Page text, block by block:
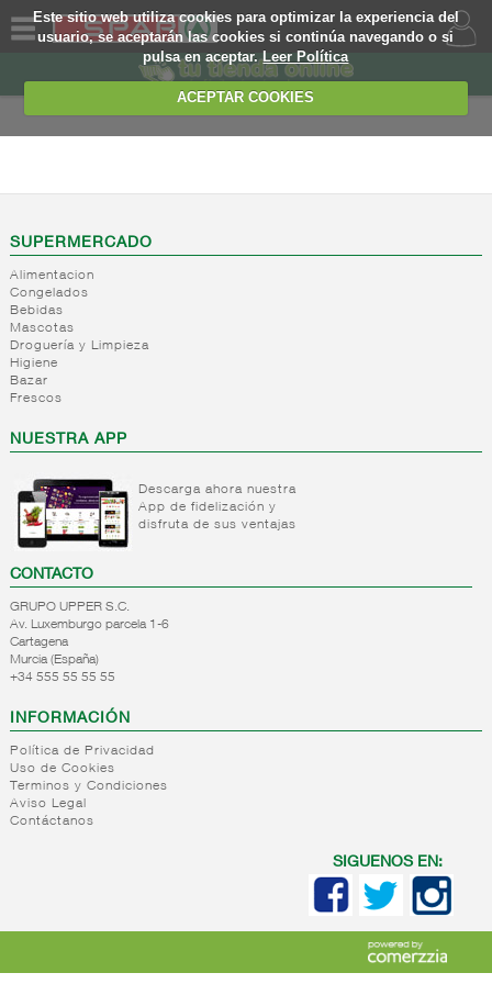
Este sitio web utiliza cookies para optimizar la experiencia del
usuario, se aceptarán las cookies si continúa navegando o si
pulsa en aceptar.Leer Política
ACEPTAR COOKIES
SOMOS
WEB
EJEMPLO
lacteas
Batidos
Congelados
libre
servicio
Verduras/legumbres
Fruta
congelada
Salteados
Platos
preparados
Panificados
y masas
Pescado
natural
Sin
gluten
Pan
congelado
listo venta
congelado
venta
seccion
congelados
Helados -
Helados
multipack
Nata
Helados
bloques
Helados
tarrinas
/ pints
congeladas
Granizados
Hielo
Helado
impulso-
SUPERMERCADO
Alimentacion
Congelados
Bebidas
Mascotas
Droguería y Limpieza
Higiene
Bazar
Frescos
NUESTRA APP
Descarga ahora nuestra
App de fidelización y
disfruta de sus ventajas
CONTACTO
GRUPO UPPER S.C.
Av. Luxemburgo parcela 1-6
Cartagena
Murcia (España)
+34 555 55 55 55
INFORMACIÓN
Política de Privacidad
Uso de Cookies
Terminos y Condiciones
Aviso Legal
Contáctanos
SIGUENOS EN: